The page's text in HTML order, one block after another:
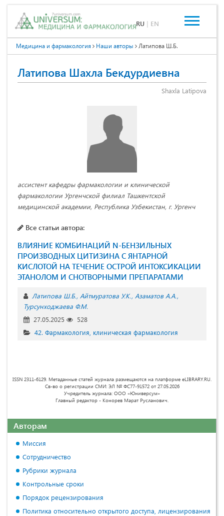
RU | EN
Медицина и фармакология Наши авторы Латипова Ш.Б.
Латипова Шахла Бекдурдиевна
Shaxla Latipova
ассистент кафедры фармакологии и клинической
фармакологии Ургенчской филиал Ташкентской
медицинской академии, Республика Узбекистан, г. Ургенч
Все статьи автора:
ВЛИЯНИЕ КОМБИНАЦИЙ N-БЕНЗИЛЬНЫХ
ПРОИЗВОДНЫХ ЦИТИЗИНА С ЯНТАРНОЙ
КИСЛОТОЙ НА ТЕЧЕНИЕ ОСТРОЙ ИНТОКСИКАЦИИ
ЭТАНОЛОМ И СНОТВОРНЫМИ ПРЕПАРАТАМИ
Латипова Ш.Б. Айтмуратова У.К. Азаматов А.А.
Турсунходжаева Ф.М.
27.05.2025
528
42. Фармакология, клиническая фармакология
ISSN 2311-6129. Метаданные статей журнала размещаются на платформе eLIBRARY.RU.
Св-во о регистрации СМИ: ЭЛ № ФС77-91572 от 27.05.2026
Учредитель журнала: ООО «Юниверсум»
Главный редактор - Конорев Марат Русланович.
Авторам
Миссия
Сотрудничество
Рубрики журнала
Контрольные сроки
Порядок рецензирования
Политика относительно открытого доступа, лицензирования